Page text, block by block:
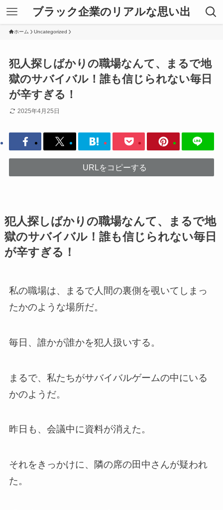
ブラック企業のリアルな思い出
ホーム Uncategorized
犯人探しばかりの職場なんて、まるで地
獄のサバイバル！誰も信じられない毎日
が辛すぎる！
2025年4月25日
URLをコピーする
犯人探しばかりの職場なんて、まるで地
獄のサバイバル！誰も信じられない毎日
が辛すぎる！
私の職場は、まるで人間の裏側を覗いてしまっ
たかのような場所だ。
毎日、誰かが誰かを犯人扱いする。
まるで、私たちがサバイバルゲームの中にいる
かのようだ。
昨日も、会議中に資料が消えた。
それをきっかけに、隣の席の田中さんが疑われ
た。